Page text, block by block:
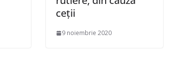
ceții
9 noiembrie 2020